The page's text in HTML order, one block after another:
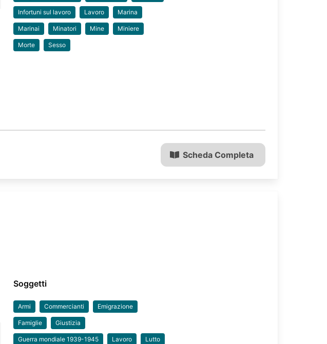
Infortuni sul lavoro Lavoro Marina
Marinai Minatori Mine Miniere
Morte Sesso
Scheda Completa
Soggetti
Armi Commercianti Emigrazione
Famiglie Giustizia
Guerra mondiale 1939-1945 Lavoro Lutto